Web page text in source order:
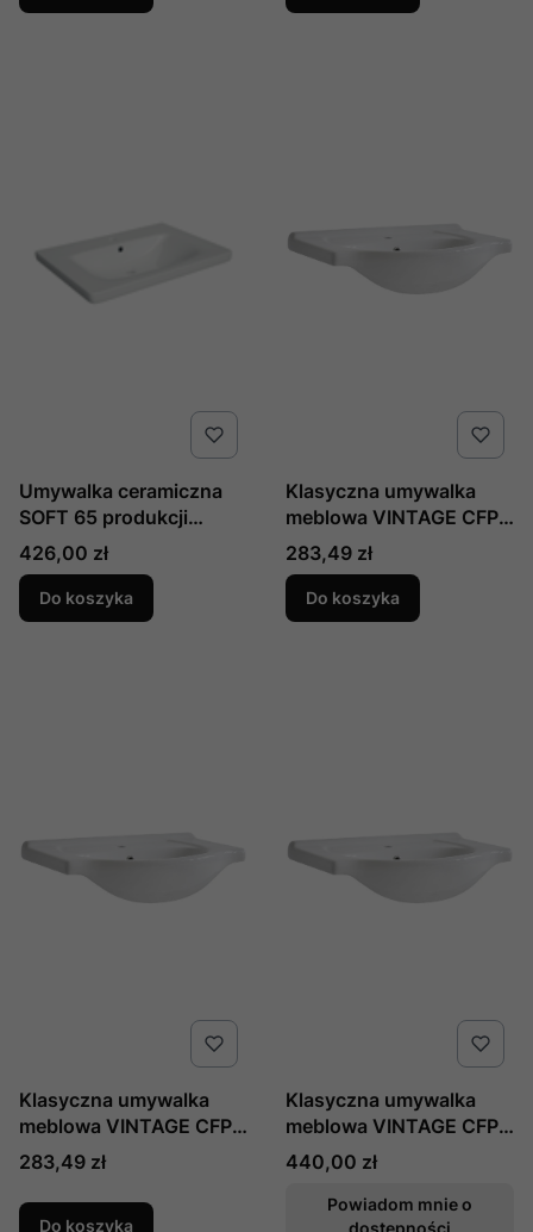
Umywalka ceramiczna
SOFT 65 produkcji
DEFTRANS L3092
Cena
426,00 zł
Do koszyka
Klasyczna umywalka
meblowa VINTAGE CFP -
65 cm do zestawu mebli
Retro Comad
Cena
283,49 zł
Do koszyka
Klasyczna umywalka
meblowa VINTAGE CFP -
65 cm do zestawu mebli
Retro Comad (1)
Cena
283,49 zł
Do koszyka
Klasyczna umywalka
meblowa VINTAGE CFP -
85 cm do zestawu mebli
Retro/Romantic Comad
Cena
440,00 zł
Powiadom mnie o
dostępności